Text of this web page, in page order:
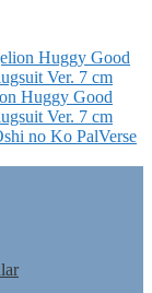
Huggy Good
Ver. 7 cm
no Ko PalVerse